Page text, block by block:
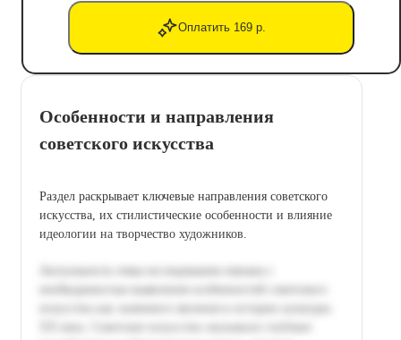
Оплатить 169 р.
Особенности и направления
советского искусства
Раздел раскрывает ключевые направления советского
искусства, их стилистические особенности и влияние
идеологии на творчество художников.